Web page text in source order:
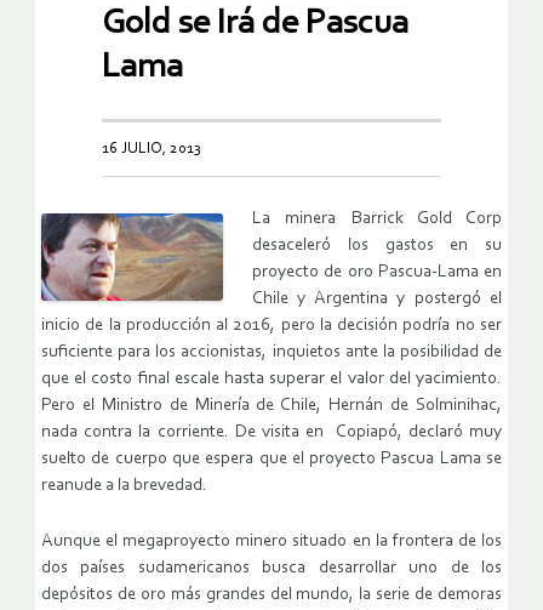
Gold se Irá de Pascua
Lama
16 JULIO, 2013
La minera Barrick Gold Corp
desaceleró los gastos en su
proyecto de oro Pascua-Lama en
Chile y Argentina y postergó el
inicio de la producción al 2016, pero la decisión podría no ser
suficiente para los accionistas, inquietos ante la posibilidad de
que el costo final escale hasta superar el valor del yacimiento.
Pero el Ministro de Minería de Chile, Hernán de Solminihac,
nada contra la corriente. De visita en Copiapó, declaró muy
suelto de cuerpo que espera que el proyecto Pascua Lama se
reanude a la brevedad.
Aunque el megaproyecto minero situado en la frontera de los
dos países sudamericanos busca desarrollar uno de los
depósitos de oro más grandes del mundo, la serie de demoras